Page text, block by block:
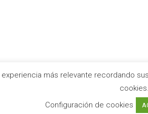
más relevante recordando
cookies.
Configuración de cookies